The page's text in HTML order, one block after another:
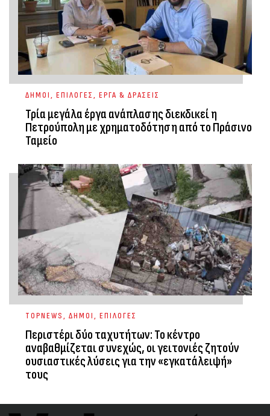
ΔΗΜΟΙ, ΕΠΙΛΟΓΕΣ, ΕΡΓΑ & ΔΡΑΣΕΙΣ
Τρία μεγάλα έργα ανάπλασης διεκδικεί η
Πετρούπολη με χρηματοδότηση από το Πράσινο
Ταμείο
TOPNEWS, ΔΗΜΟΙ, ΕΠΙΛΟΓΕΣ
Περιστέρι δύο ταχυτήτων: Το κέντρο
αναβαθμίζεται συνεχώς, οι γειτονιές ζητούν
ουσιαστικές λύσεις για την «εγκατάλειψή»
τους